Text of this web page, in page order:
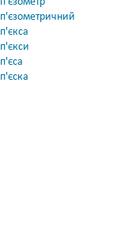
п'єзометричний
п'єкса
п'єкси
п'єса
п'єска